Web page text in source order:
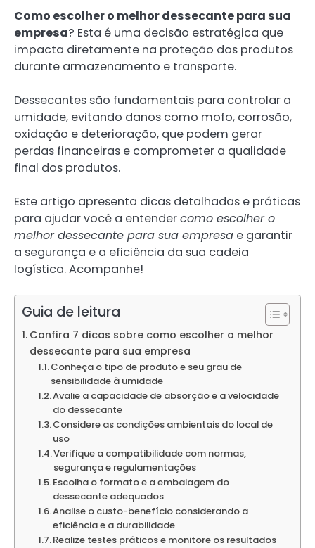
Como escolher o melhor dessecante para sua
empresa? Esta é uma decisão estratégica que
impacta diretamente na proteção dos produtos
durante armazenamento e transporte.
Dessecantes são fundamentais para controlar a
umidade, evitando danos como mofo, corrosão,
oxidação e deterioração, que podem gerar
perdas financeiras e comprometer a qualidade
final dos produtos.
Este artigo apresenta dicas detalhadas e práticas
para ajudar você a entendercomo escolher o
melhor dessecante para sua empresa e garantir
a segurança e a eficiência da sua cadeia
logística. Acompanhe!
Guia de leitura
Confira 7 dicas sobre como escolher o melhor
dessecante para sua empresa
Conheça o tipo de produto e seu grau de
sensibilidade à umidade
Avalie a capacidade de absorção e a velocidade
do dessecante
Considere as condições ambientais do local de
uso
Verifique a compatibilidade com normas,
segurança e regulamentações
Escolha o formato e a embalagem do
dessecante adequados
Analise o custo-benefício considerando a
eficiência e a durabilidade
Realize testes práticos e monitore os resultados